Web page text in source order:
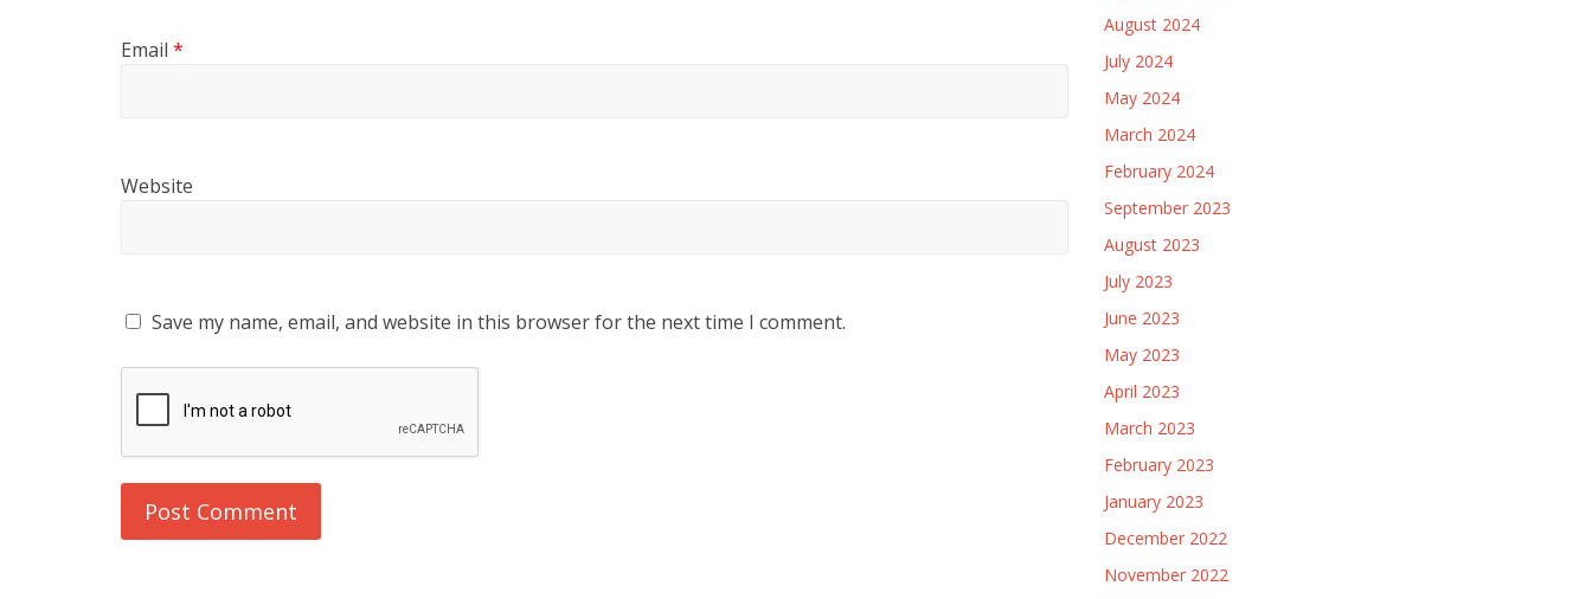
Email *
Website
Save my name, email, and website in this browser for the next time I comment.
August 2024
July 2024
May 2024
March 2024
February 2024
September 2023
August 2023
July 2023
June 2023
May 2023
April 2023
March 2023
February 2023
January 2023
December 2022
November 2022